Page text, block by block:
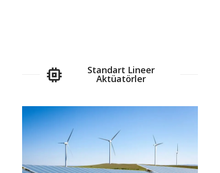
Standart Lineer
Aktüatörler